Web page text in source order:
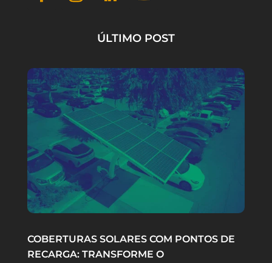
ÚLTIMO POST
COBERTURAS SOLARES COM PONTOS DE
RECARGA: TRANSFORME O